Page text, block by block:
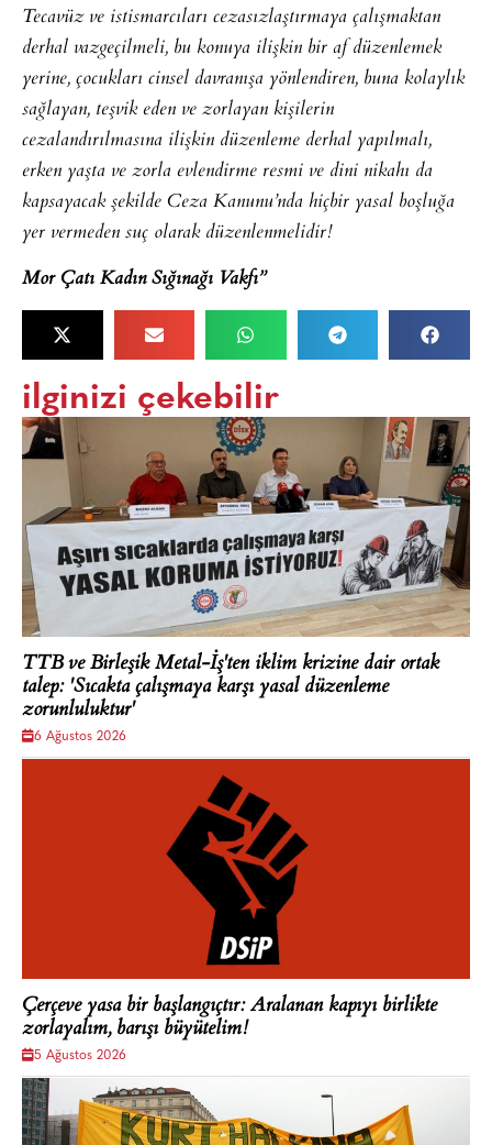
Tecavüz ve istismarcıları cezasızlaştırmaya çalışmaktan
derhal vazgeçilmeli, bu konuya ilişkin bir af düzenlemek
yerine, çocukları cinsel davranışa yönlendiren, buna kolaylık
sağlayan, teşvik eden ve zorlayan kişilerin
cezalandırılmasına ilişkin düzenleme derhal yapılmalı,
erken yaşta ve zorla evlendirme resmi ve dini nikahı da
kapsayacak şekilde Ceza Kanunu’nda hiçbir yasal boşluğa
yer vermeden suç olarak düzenlenmelidir!
Mor Çatı Kadın Sığınağı Vakfı”
ilginizi çekebilir
TTB ve Birleşik Metal-İş'ten iklim krizine dair ortak
talep: 'Sıcakta çalışmaya karşı yasal düzenleme
zorunluluktur'
6 Ağustos 2026
Çerçeve yasa bir başlangıçtır: Aralanan kapıyı birlikte
zorlayalım, barışı büyütelim!
5 Ağustos 2026